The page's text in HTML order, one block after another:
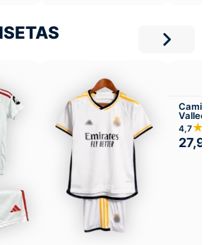
Local
4,7
27,99